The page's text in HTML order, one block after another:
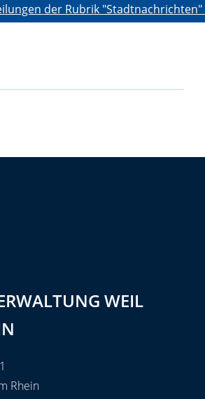
der Rubrik "Stadtnachrichten"
WEIL
Rhein